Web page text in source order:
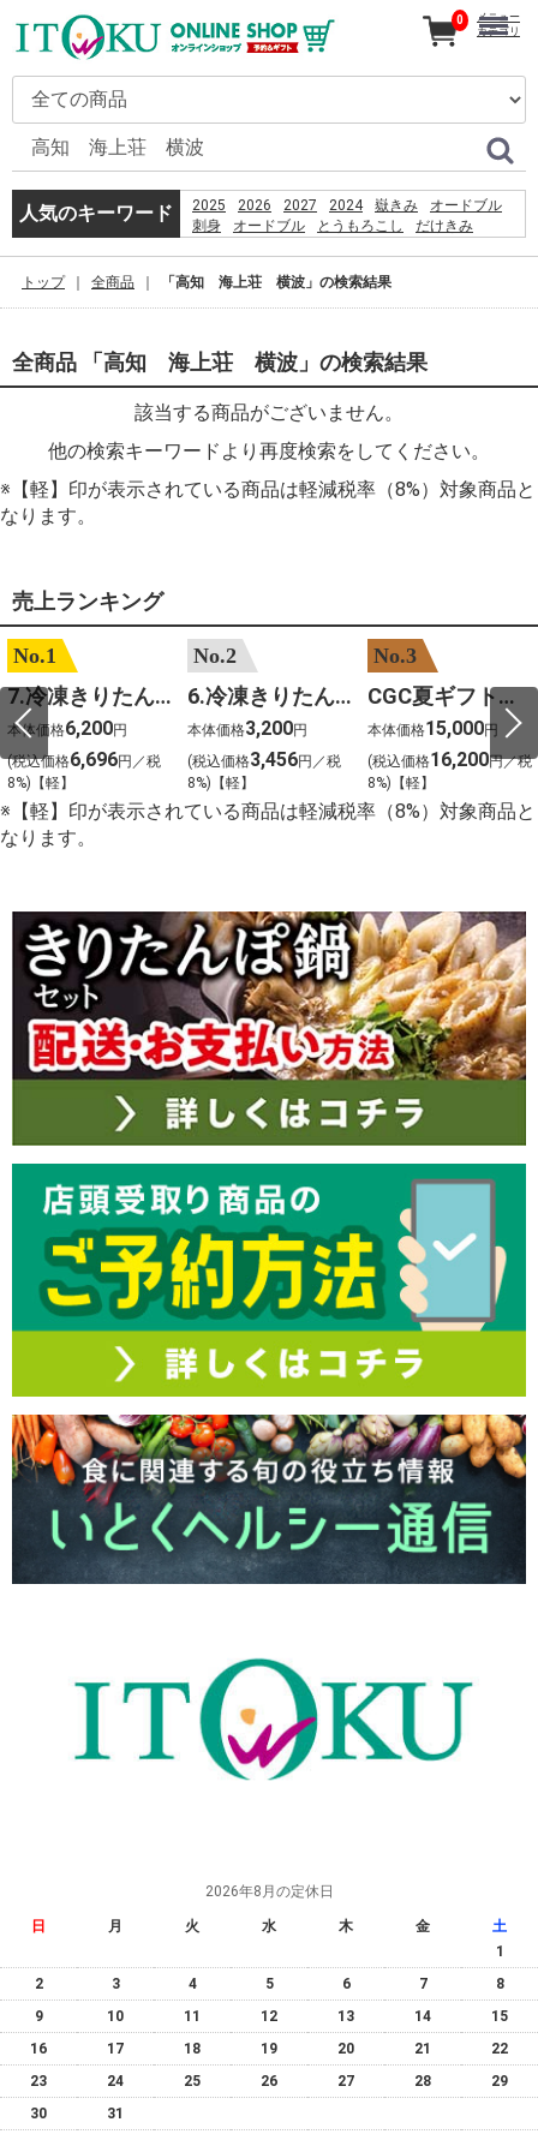
人気のキーワード 2025 2026 2027 2024 嶽きみ
オードブル
刺身
オードブル とうもろこし
だけきみ
PSO2 %E8%8F%85%E6%B2%BC%E8%A3%95
%E5%B7%B4%E8%A5%BF%E5%88%A9%E4%BA%9E
0
メニュー
カテゴリ
トップ 全商品 「高知 海上荘 横波」の検索結果
全商品 「高知 海上荘 横波」の検索結果
該当する商品がございません。
他の検索キーワードより再度検索をしてください。
※【軽】印が表示されている商品は軽減税率（8%）対象商品と
なります。
売上ランキング
No.1
7.冷凍きりたんぽセットM 野菜なし 4人前
本体価格6,200円
(税込価格6,696円／税
8%)【軽】
No.2
6.冷凍きりたんぽセットＳ 野菜なし 2人前
本体価格3,200円
(税込価格3,456円／税
8%)【軽】
No.3
CGC夏ギフト【1101】和牛苑 神戸牛・三田和牛食べ比べ(680g)
本体価格15,000円
(税込価格16,200円／税
8%)【軽】
※【軽】印が表示されている商品は軽減税率（8%）対象商品と
なります。
2026年8月の定休日
日 月 火 水 木 金
土
1
2
3 4 5 6 7
8
9
10 11 12 13 14
15
16
17 18 19 20 21
22
23
24 25 26 27 28
29
30
31